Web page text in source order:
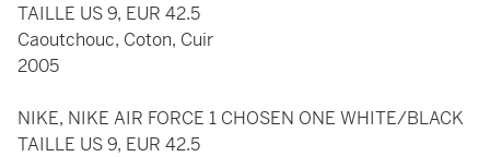
TAILLE US 9, EUR 42.5
Caoutchouc, Coton, Cuir
2005
NIKE, NIKE AIR FORCE 1 CHOSEN ONE WHITE/BLACK
TAILLE US 9, EUR 42.5